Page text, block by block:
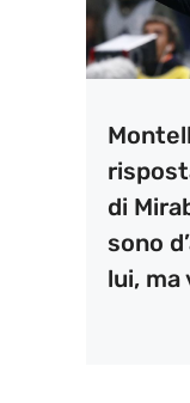
di
sono
lui, ma